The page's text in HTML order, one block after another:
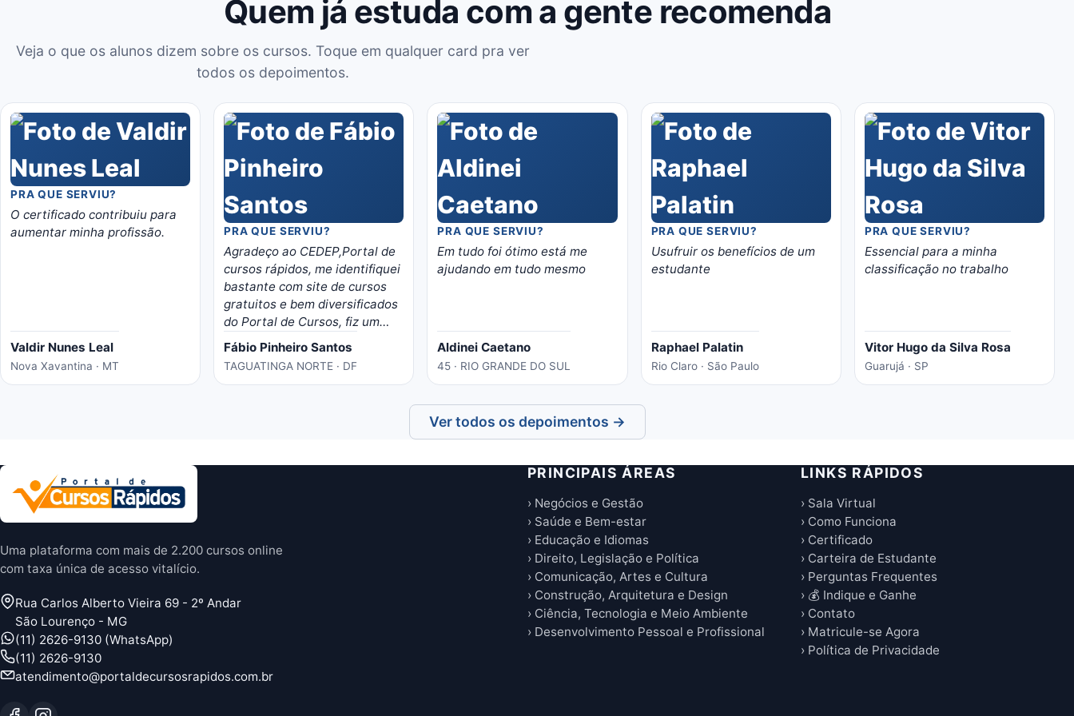
Quem já estuda com a gente recomenda
Veja o que os alunos dizem sobre os cursos. Toque em qualquer card pra ver
todos os depoimentos.
PRA QUE SERVIU?
O certificado contribuiu para
aumentar minha profissão.
Valdir Nunes Leal
Nova Xavantina · MT
PRA QUE SERVIU?
Agradeço ao CEDEP,Portal de
cursos rápidos, me identifiquei
bastante com site de cursos
gratuitos e bem diversificados
do Portal de Cursos, fiz um
curso de manutenção em
videogames, moro em Brasilia,
o curso abriu boas
eladorado, separado por
Fábio Pinheiro Santos
TAGUATINGA NORTE · DF
PRA QUE SERVIU?
Em tudo foi ótimo está me
ajudando em tudo mesmo
Aldinei Caetano
45 · RIO GRANDE DO SUL
PRA QUE SERVIU?
Usufruir os benefícios de um
estudante
Raphael Palatin
Rio Claro · São Paulo
PRA QUE SERVIU?
Essencial para a minha
classificação no trabalho
Vitor Hugo da Silva Rosa
Guarujá · SP
Ver todos os depoimentos →
Uma plataforma com mais de 2.200 cursos online
com taxa única de acesso vitalício.
Rua Carlos Alberto Vieira 69 - 2º Andar
São Lourenço - MG
(11) 2626-9130 (WhatsApp)
(11) 2626-9130
atendimento@portaldecursosrapidos.com.br
PRINCIPAIS ÁREAS
› Negócios e Gestão
› Saúde e Bem-estar
› Educação e Idiomas
› Direito, Legislação e Política
› Comunicação, Artes e Cultura
› Construção, Arquitetura e Design
› Ciência, Tecnologia e Meio Ambiente
› Desenvolvimento Pessoal e Profissional
LINKS RÁPIDOS
› Sala Virtual
› Como Funciona
› Certificado
› Carteira de Estudante
› Perguntas Frequentes
› 💰 Indique e Ganhe
› Contato
› Matricule-se Agora
› Política de Privacidade